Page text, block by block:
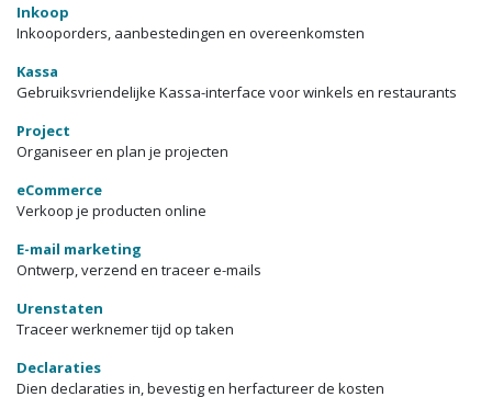
Inkoop
Inkooporders, aanbestedingen en overeenkomsten
Kassa
Gebruiksvriendelijke Kassa-interface voor winkels en restaurants
Project
Organiseer en plan je projecten
eCommerce
Verkoop je producten online
E-mail marketing
Ontwerp, verzend en traceer e-mails
Urenstaten
Traceer werknemer tijd op taken
Declaraties
Dien declaraties in, bevestig en herfactureer de kosten